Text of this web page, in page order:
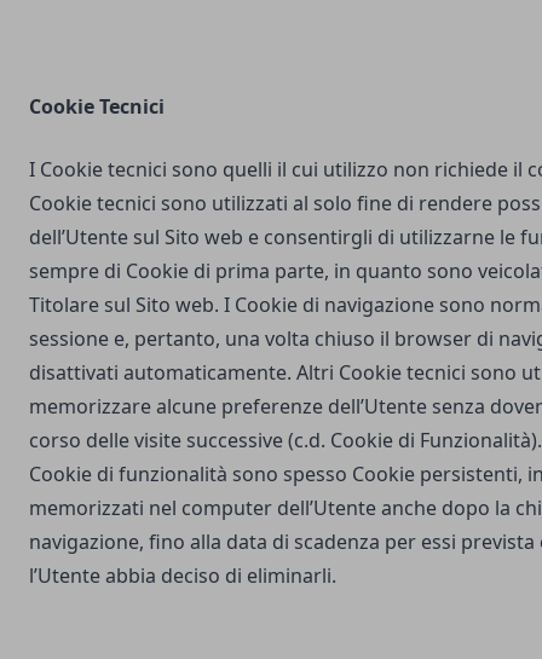
Cookie Tecnici
I Cookie tecnici sono quelli il cui utilizzo non richiede il
Cookie tecnici sono utilizzati al solo fine di rendere
dell’Utente sul Sito web e consentirgli di utilizzarne le
sempre di Cookie di prima parte, in quanto sono
Titolare sul Sito web. I Cookie di navigazione sono
sessione e, pertanto, una volta chiuso il browser di
disattivati automaticamente. Altri Cookie tecnici sono
memorizzare alcune preferenze dell’Utente senza
corso delle visite successive (c.d. Cookie di
Cookie di funzionalità sono spesso Cookie persistenti,
memorizzati nel computer dell’Utente anche dopo la
navigazione, fino alla data di scadenza per essi
l’Utente abbia deciso di eliminarli.